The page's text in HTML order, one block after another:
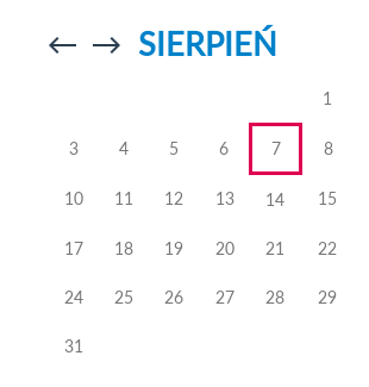
Przejdź doPrzejdź do
SIERPIEŃ
1
3 4 5 6 7 8
10 11 12 13 14 15
17 18 19 20 21 22
24 25 26 27 28 29
31